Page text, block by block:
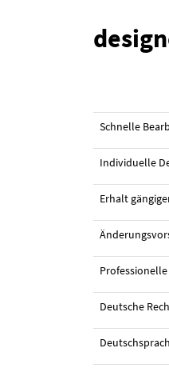
Schnelle
Individuelle
Erhalt
Deutsche